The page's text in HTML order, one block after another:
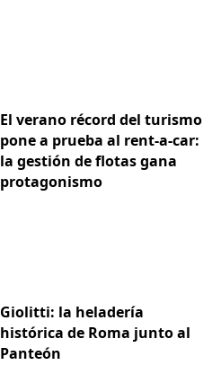
El verano récord del turismo
pone a prueba al rent-a-car:
la gestión de flotas gana
protagonismo
Giolitti: la heladería
histórica de Roma junto al
Panteón